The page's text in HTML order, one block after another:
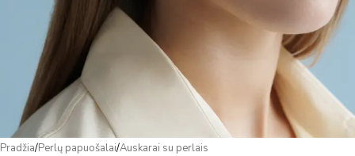
Pradžia/Perlų papuošalai/Auskarai su perlais